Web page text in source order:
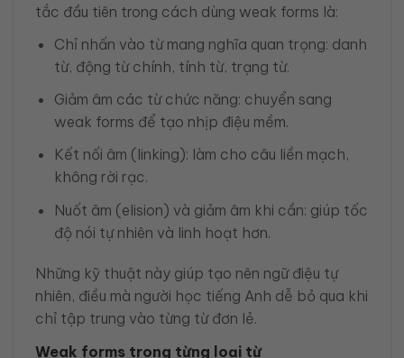
tắc đầu tiên trong cách dùng weak forms là:
Chỉ nhấn vào từ mang nghĩa quan trọng: danh
từ, động từ chính, tính từ, trạng từ.
Giảm âm các từ chức năng: chuyển sang
weak forms để tạo nhịp điệu mềm.
Kết nối âm (linking): làm cho câu liền mạch,
không rời rạc.
Nuốt âm (elision) và giảm âm khi cần: giúp tốc
độ nói tự nhiên và linh hoạt hơn.
Những kỹ thuật này giúp tạo nên ngữ điệu tự
nhiên, điều mà người học tiếng Anh dễ bỏ qua khi
chỉ tập trung vào từng từ đơn lẻ.
Weak forms trong từng loại từ